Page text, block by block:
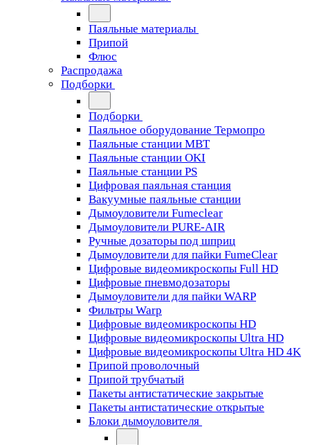
Паяльные материалы
Припой
Флюс
Распродажа
Подборки
Подборки
Паяльное оборудование Термопро
Паяльные станции MBT
Паяльные станции OKI
Паяльные станции PS
Цифровая паяльная станция
Вакуумные паяльные станции
Дымоуловители Fumeclear
Дымоуловители PURE-AIR
Ручные дозаторы под шприц
Дымоуловители для пайки FumeClear
Цифровые видеомикроскопы Full HD
Цифровые пневмодозаторы
Дымоуловители для пайки WARP
Фильтры Warp
Цифровые видеомикроскопы HD
Цифровые видеомикроскопы Ultra HD
Цифровые видеомикроскопы Ultra HD 4K
Припой проволочный
Припой трубчатый
Пакеты антистатические закрытые
Пакеты антистатические открытые
Блоки дымоуловителя